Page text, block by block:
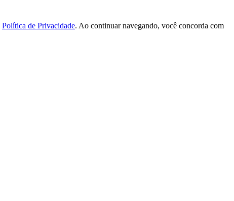
Política de Privacidade. Ao continuar navegando, você concorda com